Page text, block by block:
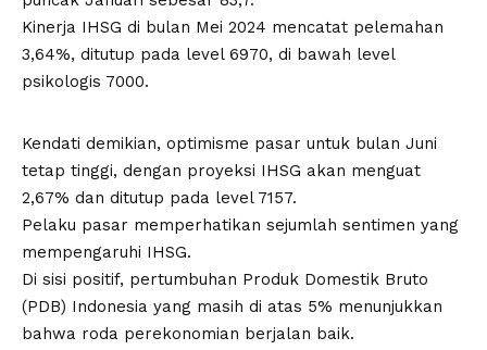
Kinerja IHSG di bulan Mei 2024 mencatat pelemahan
3,64%, ditutup pada level 6970, di bawah level
psikologis 7000.
Kendati demikian, optimisme pasar untuk bulan Juni
tetap tinggi, dengan proyeksi IHSG akan menguat
2,67% dan ditutup pada level 7157.
Pelaku pasar memperhatikan sejumlah sentimen yang
mempengaruhi IHSG.
Di sisi positif, pertumbuhan Produk Domestik Bruto
(PDB) Indonesia yang masih di atas 5% menunjukkan
bahwa roda perekonomian berjalan baik.